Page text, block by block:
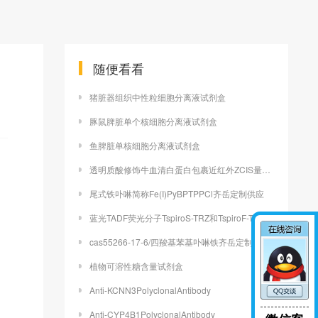
随便看看
猪脏器组织中性粒细胞分离液试剂盒
豚鼠脾脏单个核细胞分离液试剂盒
鱼脾脏单核细胞分离液试剂盒
透明质酸修饰牛血清白蛋白包裹近红外ZCIS量子点
尾式铁卟啉简称Fe(I)PyBPTPPCl齐岳定制供应
蓝光TADF荧光分子TspiroS-TRZ和TspiroF-TRZ
cas55266-17-6/四羧基苯基卟啉铁齐岳定制
植物可溶性糖含量试剂盒
Anti-KCNN3PolyclonalAntibody
Anti-CYP4B1PolyclonalAntibody